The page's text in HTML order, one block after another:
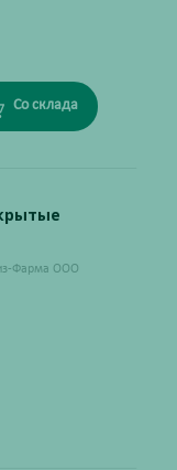
Со склада
Фарма ООО